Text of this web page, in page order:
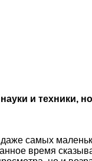
и техники,
самых
время